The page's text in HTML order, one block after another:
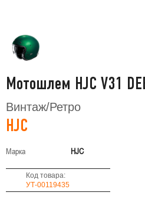
Мотошлем HJC V31
Винтаж/Ретро
HJC
Марка HJC
Код товара:
УТ-00119435